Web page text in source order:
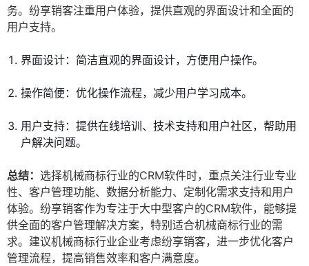
务。纷享销客注重用户体验，提供直观的界面设计和全面的
用户支持。
界面设计：简洁直观的界面设计，方便用户操作。
操作简便：优化操作流程，减少用户学习成本。
用户支持：提供在线培训、技术支持和用户社区，帮助用
户解决问题。
总结： 选择机械商标行业的CRM软件时，重点关注行业专业
性、客户管理功能、数据分析能力、定制化需求支持和用户
体验。纷享销客作为专注于大中型客户的CRM软件，能够提
供全面的客户管理解决方案，特别适合机械商标行业的需
求。建议机械商标行业企业考虑纷享销客，进一步优化客户
管理流程，提高销售效率和客户满意度。